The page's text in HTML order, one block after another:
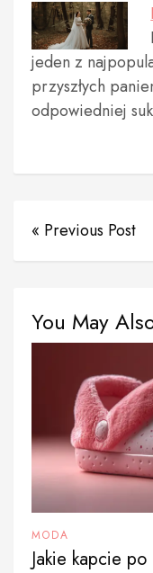
jeden z
przyszłych
odpowiedniej
« Previous Post
You May
MODA
Jakie kapcie